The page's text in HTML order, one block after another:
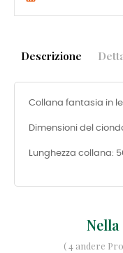
Descrizione
Collana fantasia in
Dimensioni del
Lunghezza collana:
Nella
( 4 andere